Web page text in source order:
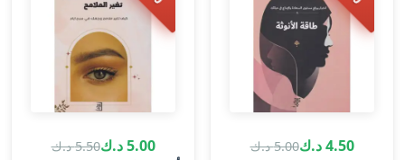
4.50 د.ك 5.00 د.ك 5.00 د.ك 5.50 د.ك